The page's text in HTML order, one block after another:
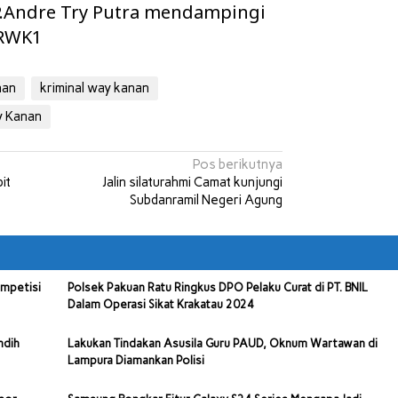
Try Putra mendampingi
kriminal way kanan
Kanan
Pos berikutnya
Jalin silaturahmi Camat kunjungi
Subdanramil Negeri Agung
Polsek Pakuan Ratu Ringkus DPO Pelaku Curat di PT. BNIL
Dalam Operasi Sikat Krakatau 2024
Lakukan Tindakan Asusila Guru PAUD, Oknum Wartawan di
Lampura Diamankan Polisi